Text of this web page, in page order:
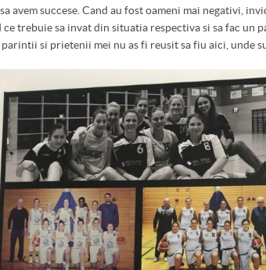
avem succese. Cand au fost oameni mai negativi,
ce trebuie sa invat din situatia respectiva si sa fac un
si prietenii mei nu as fi reusit sa fiu aici, unde